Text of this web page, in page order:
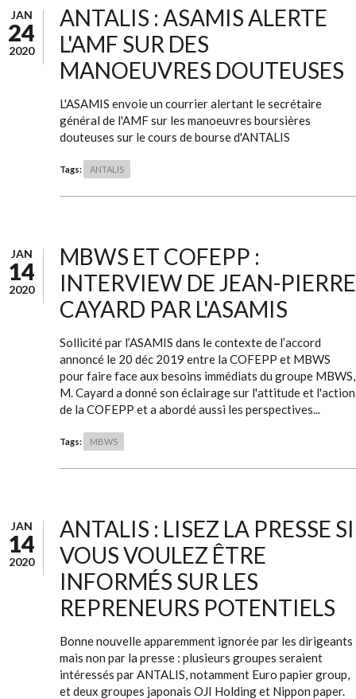
JAN
24
2020
ANTALIS : ASAMIS ALERTE
L'AMF SUR DES
MANOEUVRES DOUTEUSES
L'ASAMIS envoie un courrier alertant le secrétaire
général de l'AMF sur les manoeuvres boursières
douteuses sur le cours de bourse d'ANTALIS
Tags: ANTALIS
JAN
14
2020
MBWS ET COFEPP :
INTERVIEW DE JEAN-PIERRE
CAYARD PAR L'ASAMIS
Sollicité par l’ASAMIS dans le contexte de l’accord
annoncé le 20 déc 2019 entre la COFEPP et MBWS
pour faire face aux besoins immédiats du groupe MBWS,
M. Cayard a donné son éclairage sur l'attitude et l'action
de la COFEPP et a abordé aussi les perspectives...
Tags: MBWS
JAN
14
2020
ANTALIS : LISEZ LA PRESSE SI
VOUS VOULEZ ÊTRE
INFORMÉS SUR LES
REPRENEURS POTENTIELS
Bonne nouvelle apparemment ignorée par les dirigeants
mais non par la presse : plusieurs groupes seraient
intéressés par ANTALIS, notamment Euro papier group,
et deux groupes japonais OJI Holding et Nippon paper.